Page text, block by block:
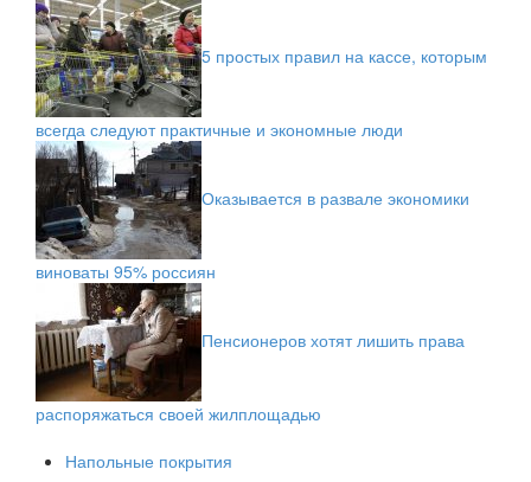
5 простых правил на кассе, которым
всегда следуют практичные и экономные люди
Оказывается в развале экономики
виноваты 95% россиян
Пенсионеров хотят лишить права
распоряжаться своей жилплощадью
Напольные покрытия